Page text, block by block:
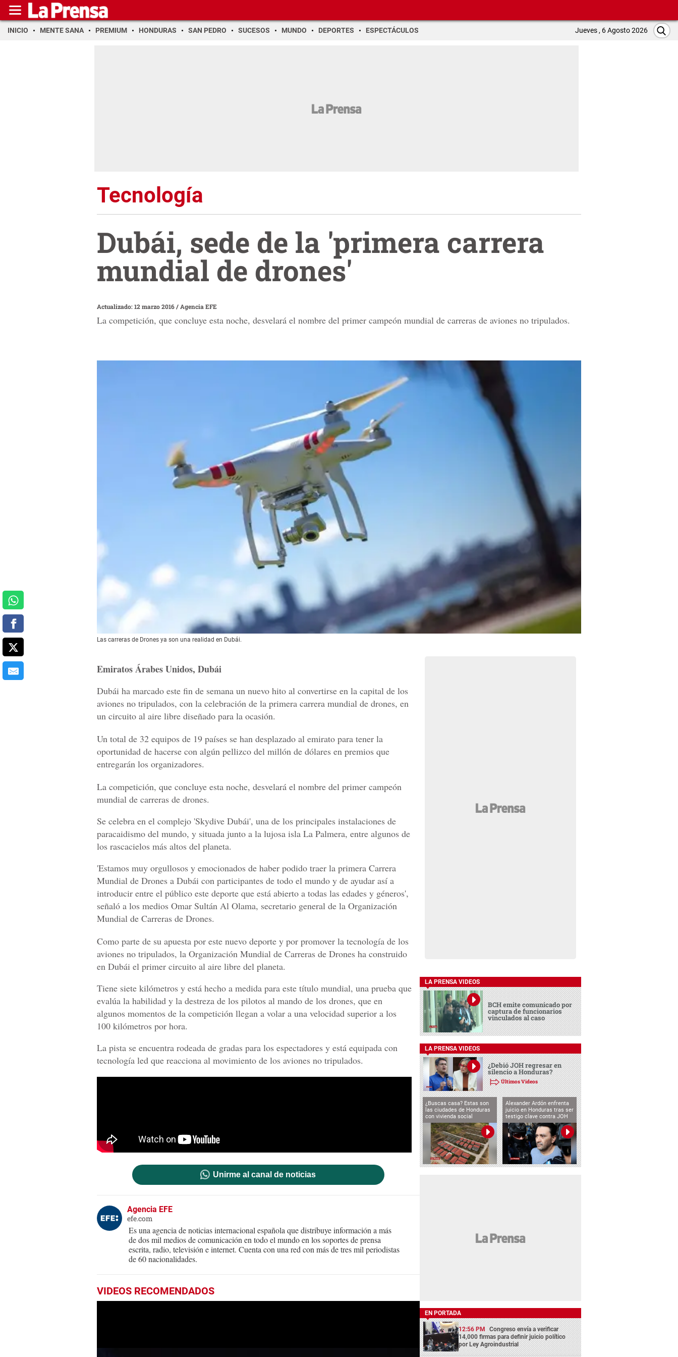
INICIO MENTE SANA PREMIUM HONDURAS SAN PEDRO SUCESOS MUNDO DEPORTES ESPECTÁCULOS Jueves , 6 Agosto 2026
Tecnología
Dubái, sede de la 'primera carrera
mundial de drones'
Actualizado: 12 marzo 2016/ Agencia EFE
La competición, que concluye esta noche, desvelará el nombre del primer campeón mundial de carreras de aviones no tripulados.
Las carreras de Drones ya son una realidad en Dubái.
Emiratos Árabes Unidos, Dubái
Dubái ha marcado este fin de semana un nuevo hito al convertirse en la capital de los
aviones no tripulados, con la celebración de la primera carrera mundial de drones, en
un circuito al aire libre diseñado para la ocasión.
Un total de 32 equipos de 19 países se han desplazado al emirato para tener la
oportunidad de hacerse con algún pellizco del millón de dólares en premios que
entregarán los organizadores.
La competición, que concluye esta noche, desvelará el nombre del primer campeón
mundial de carreras de drones.
Se celebra en el complejo 'Skydive Dubái', una de los principales instalaciones de
paracaidismo del mundo, y situada junto a la lujosa isla La Palmera, entre algunos de
los rascacielos más altos del planeta.
'Estamos muy orgullosos y emocionados de haber podido traer la primera Carrera
Mundial de Drones a Dubái con participantes de todo el mundo y de ayudar así a
introducir entre el público este deporte que está abierto a todas las edades y géneros',
señaló a los medios Omar Sultán Al Olama, secretario general de la Organización
Mundial de Carreras de Drones.
Como parte de su apuesta por este nuevo deporte y por promover la tecnología de los
aviones no tripulados, la Organización Mundial de Carreras de Drones ha construido
en Dubái el primer circuito al aire libre del planeta.
Tiene siete kilómetros y está hecho a medida para este título mundial, una prueba que
evalúa la habilidad y la destreza de los pilotos al mando de los drones, que en
algunos momentos de la competición llegan a volar a una velocidad superior a los
100 kilómetros por hora.
La pista se encuentra rodeada de gradas para los espectadores y está equipada con
tecnología led que reacciona al movimiento de los aviones no tripulados.
Unirme al canal de noticias
Agencia EFE
efe.com
Es una agencia de noticias internacional española que distribuye información a más
de dos mil medios de comunicación en todo el mundo en los soportes de prensa
escrita, radio, televisión e internet. Cuenta con una red con más de tres mil periodistas
de 60 nacionalidades.
VIDEOS RECOMENDADOS
LA PRENSA VIDEOS
BCH emite comunicado por
captura de funcionarios
vinculados al caso
LA PRENSA VIDEOS
¿Debió JOH regresar en
silencio a Honduras?
Últimos Videos
¿Buscas casa? Estas son
las ciudades de Honduras
con vivienda social
Alexander Ardón enfrenta
juicio en Honduras tras ser
testigo clave contra JOH
EN PORTADA
12:56 PM Congreso envía a verificar
14,000 firmas para definir juicio político
por Ley Agroindustrial